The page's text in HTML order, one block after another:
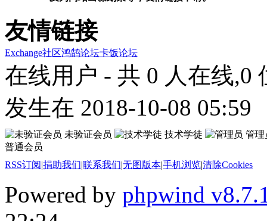
友情链接
Exchange社区鸿鹄论坛卡饭论坛
在线用户 - 共 0 人在线,0
发生在 2018-10-08 05:59
未验证会员 技术学徒
管理
普通会员
RSS订阅|捐助我们|联系我们|无图版本|手机浏览|清除Cookies
Powered by phpwind